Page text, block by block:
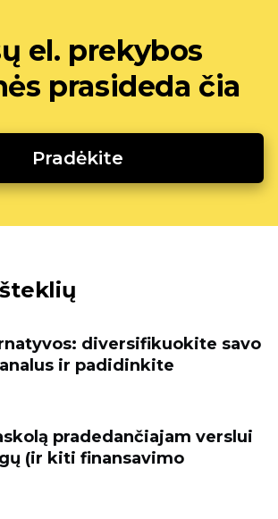
el. prekybos
prasideda čia
Pradėkite
diversifikuokite savo
ir padidinkite
pradedančiajam verslui
(ir kiti finansavimo